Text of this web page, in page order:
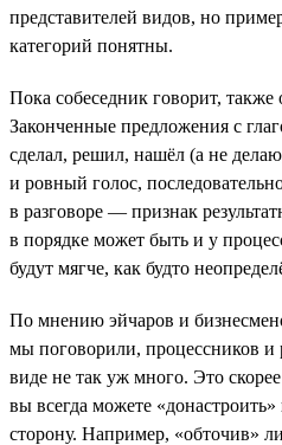
представителей видов, но
категорий понятны.
Пока собеседник говорит, также
Законченные предложения с
сделал, решил, нашёл (а не
и ровный голос,
в разговоре — признак
в порядке может быть и у
будут мягче, как будто
По мнению эйчаров и
мы поговорили, процессников и
виде не так уж много. Это
вы всегда можете
сторону. Например, «обточив»